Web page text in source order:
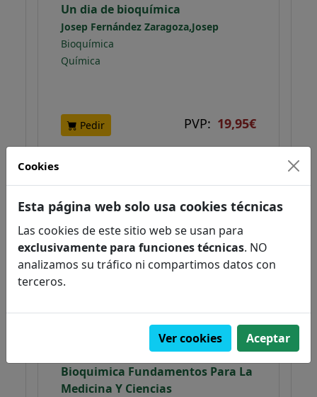
Un dia de bioquímica
Josep Fernández Zaragoza,Josep
Bioquímica
Química
Pedir PVP: 19,95€
DISPONIBLE
Bioquimica Fundamentos Para La
Medicina Y Ciencias
Cookies
Esta página web solo usa cookies técnicas
Las cookies de este sitio web se usan para
exclusivamente para funciones técnicas. NO
analizamos su tráfico ni compartimos datos con
terceros.
Ver cookies Aceptar